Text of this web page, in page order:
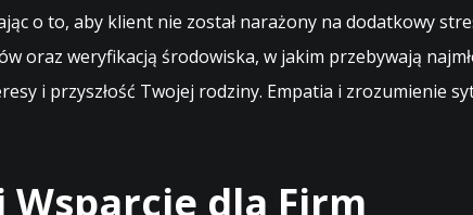
o to, aby klient nie został narażony na dodatkowy
oraz weryfikacją środowiska, w jakim przebywają
i przyszłość Twojej rodziny. Empatia i zrozumienie
Wsparcie dla Firm